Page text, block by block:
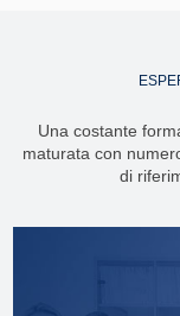
Una costante
maturata con
di